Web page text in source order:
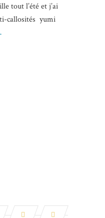
tout l’été et j’ai
callosités yumi